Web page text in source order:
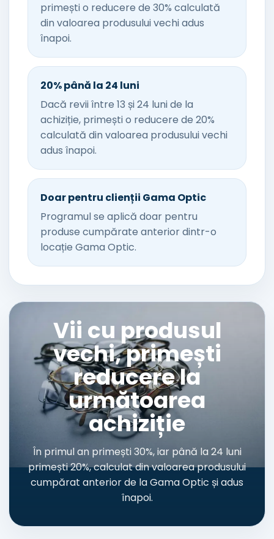
primești o reducere de 30% calculată
din valoarea produsului vechi adus
înapoi.
20% până la 24 luni
Dacă revii între 13 și 24 luni de la
achiziție, primești o reducere de 20%
calculată din valoarea produsului vechi
adus înapoi.
Doar pentru clienții Gama Optic
Programul se aplică doar pentru
produse cumpărate anterior dintr-o
locație Gama Optic.
Vii cu produsul
vechi, primești
reducere la
următoarea
achiziție
În primul an primești 30%, iar până la 24 luni
primești 20%, calculat din valoarea produsului
cumpărat anterior de la Gama Optic și adus
înapoi.